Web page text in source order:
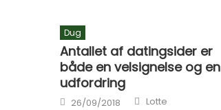
Dug
Antallet af datingsider er
både en velsignelse og en
udfordring
Posted on
26/09/2018 Author
Lotte